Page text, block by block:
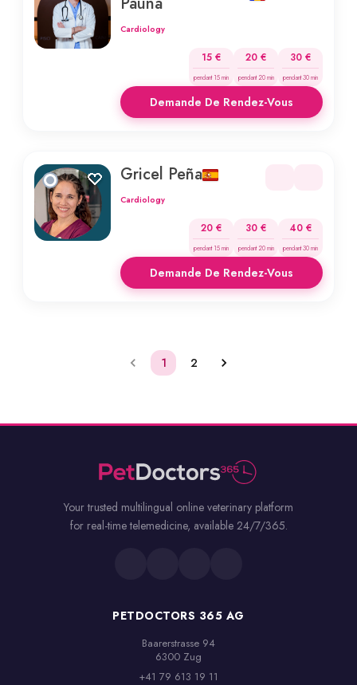
Cardiology
15 €
pendant 15 min
20 €
pendant 20 min
30 €
pendant 30 min
Demande De Rendez-Vous
Gricel Peña
Cardiology
20 €
pendant 15 min
30 €
pendant 20 min
40 €
pendant 30 min
Demande De Rendez-Vous
1 2
Your trusted multilingual online veterinary platform
for real-time telemedicine, available 24/7/365.
PETDOCTORS 365 AG
Baarerstrasse 94
6300 Zug
+41 79 613 19 11